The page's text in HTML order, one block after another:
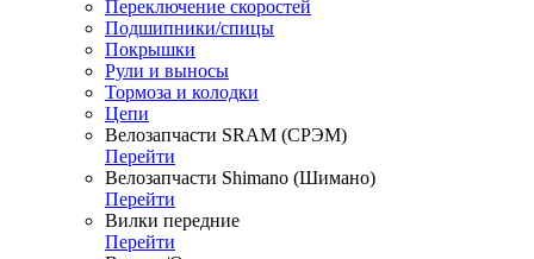
Переключение скоростей
Подшипники/спицы
Покрышки
Рули и выносы
Тормоза и колодки
Цепи
Велозапчасти SRAM (СРЭМ)
Перейти
Велозапчасти Shimano (Шимано)
Перейти
Вилки передние
Перейти